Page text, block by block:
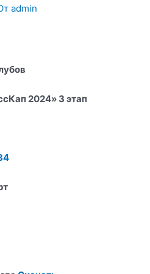
admin
2024» 3 этап